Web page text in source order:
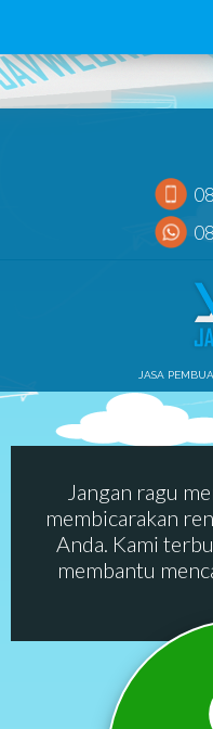
JASA
Jangan ragu
membicarakan
Anda. Kami
membantu